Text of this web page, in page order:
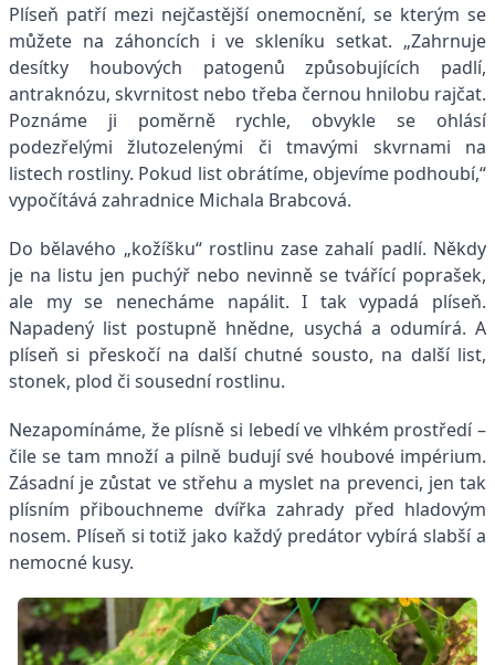
Plíseň patří mezi nejčastější onemocnění, se kterým se
můžete na záhoncích i ve skleníku setkat. „Zahrnuje
desítky houbových patogenů způsobujících padlí,
antraknózu, skvrnitost nebo třeba černou hnilobu rajčat.
Poznáme ji poměrně rychle, obvykle se ohlásí
podezřelými žlutozelenými či tmavými skvrnami na
listech rostliny. Pokud list obrátíme, objevíme podhoubí,“
vypočítává zahradnice Michala Brabcová.
Do bělavého „kožíšku“ rostlinu zase zahalí padlí. Někdy
je na listu jen puchýř nebo nevinně se tvářící poprašek,
ale my se nenecháme napálit. I tak vypadá plíseň.
Napadený list postupně hnědne, usychá a odumírá. A
plíseň si přeskočí na další chutné sousto, na další list,
stonek, plod či sousední rostlinu.
Nezapomínáme, že plísně si lebedí ve vlhkém prostředí –
čile se tam množí a pilně budují své houbové impérium.
Zásadní je zůstat ve střehu a myslet na prevenci, jen tak
plísním přibouchneme dvířka zahrady před hladovým
nosem. Plíseň si totiž jako každý predátor vybírá slabší a
nemocné kusy.